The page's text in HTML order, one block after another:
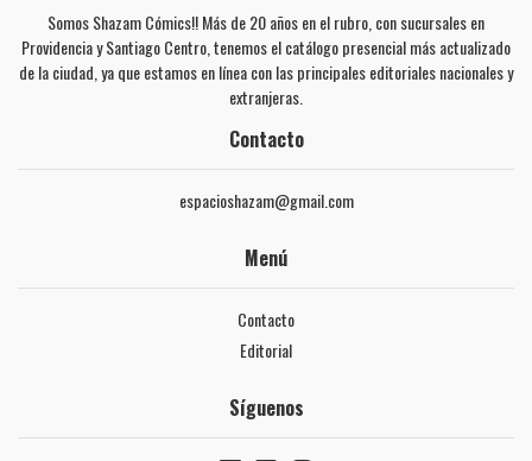
Somos Shazam Cómics!! Más de 20 años en el rubro, con sucursales en
Providencia y Santiago Centro, tenemos el catálogo presencial más actualizado
de la ciudad, ya que estamos en línea con las principales editoriales nacionales y
extranjeras.
Contacto
espacioshazam@gmail.com
Menú
Contacto
Editorial
Síguenos